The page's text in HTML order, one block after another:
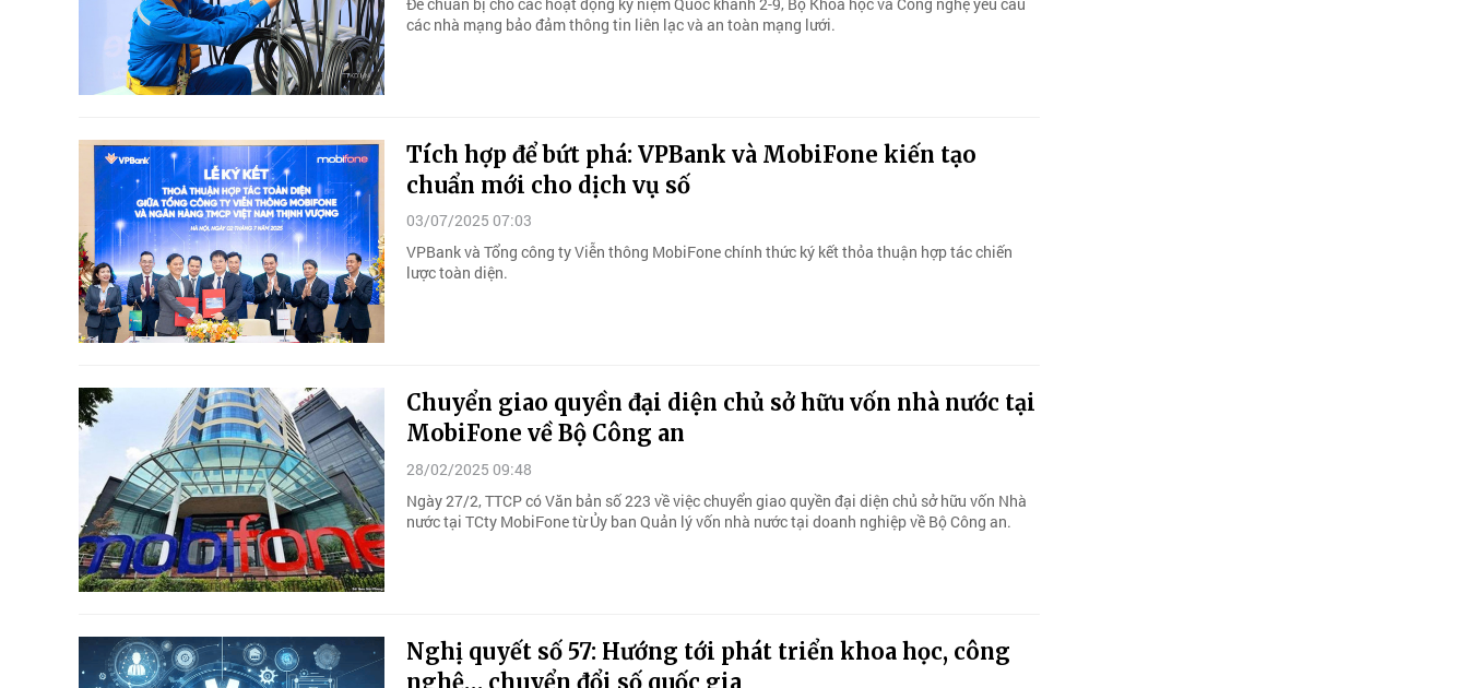
các nhà mạng bảo đảm thông tin liên lạc và an toàn mạng lưới.
Tích hợp để bứt phá: VPBank và MobiFone kiến tạo
chuẩn mới cho dịch vụ số
03/07/2025 07:03
VPBank và Tổng công ty Viễn thông MobiFone chính thức ký kết thỏa thuận hợp tác chiến
lược toàn diện.
Chuyển giao quyền đại diện chủ sở hữu vốn nhà nước tại
MobiFone về Bộ Công an
28/02/2025 09:48
Ngày 27/2, TTCP có Văn bản số 223 về việc chuyển giao quyền đại diện chủ sở hữu vốn Nhà
nước tại TCty MobiFone từ Ủy ban Quản lý vốn nhà nước tại doanh nghiệp về Bộ Công an.
Nghị quyết số 57: Hướng tới phát triển khoa học, công
nghệ… chuyển đổi số quốc gia